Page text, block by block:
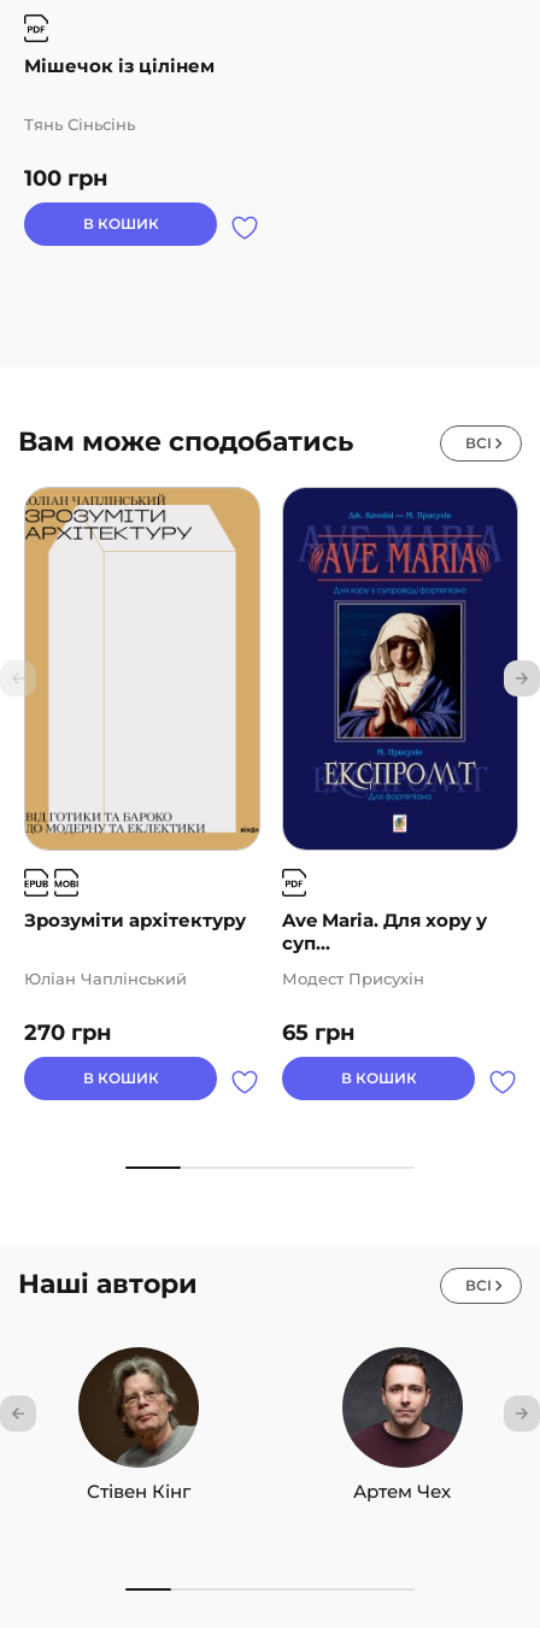
Мішечок із цілінем
100 грн
Тянь Сіньсінь
В КОШИК
Вам може сподобатись ВСІ
Зрозуміти архітектуру
270 грн
Юліан Чаплінський
В КОШИК
Ave Maria. Для хору у
суп...
65 грн
Модест Присухін
В КОШИК
Наші автори ВСІ
Стівен Кінг Артем Чех